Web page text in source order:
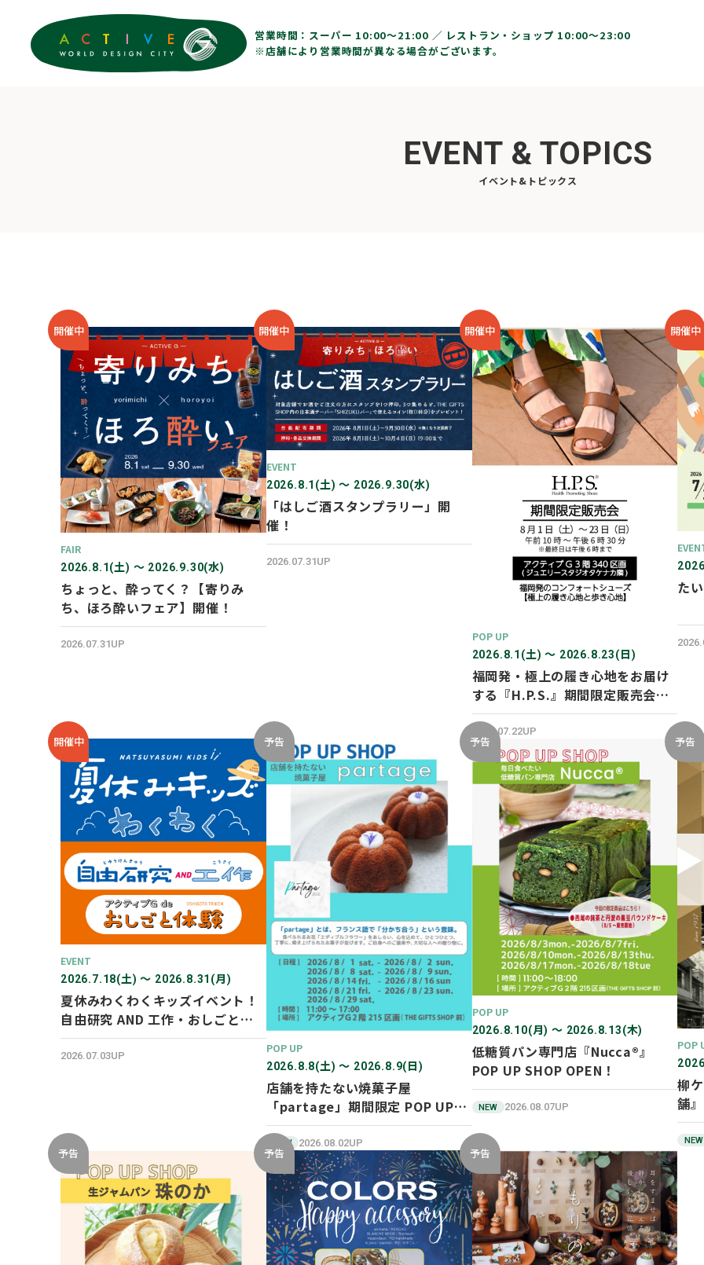
営業時間： スーパー 10:00〜21:00 ／ レストラン・ショップ 10:00～23:00
※店舗により営業時間が異なる場合がございます。
EVENT & TOPICS
イベント&トピックス
開催中
FAIR
2026.8.1(土) 〜 2026.9.30(水)
ちょっと、酔ってく？【寄りみ
ち、ほろ酔いフェア】開催！
2026.07.31UP
開催中
EVENT
2026.8.1(土) 〜 2026.9.30(水)
「はしご酒スタンプラリー」開
催！
2026.07.31UP
開催中
POP UP
2026.8.1(土) 〜 2026.8.23(日)
福岡発・極上の履き心地をお届け
する『H.P.S.』期間限定販売会を
開催✨
2026.07.22UP
開催中
た
開催中
EVENT
2026.7.18(土) 〜 2026.8.31(月)
夏休みわくわくキッズイベント！
自由研究 AND 工作・おしごと体
験！
2026.07.03UP
予告
POP UP
2026.8.8(土) 〜 2026.8.9(日)
店舗を持たない焼菓子屋
「partage」期間限定 POP UP
SHOP オープン！
NEW 2026.08.02UP
予告
POP UP
2026.8.10(月) 〜 2026.8.13(木)
低糖質パン専門店『Nucca®』
POP UP SHOP OPEN！
NEW 2026.08.07UP
予告
POP
柳
舗
NEW
予告 予告 予告